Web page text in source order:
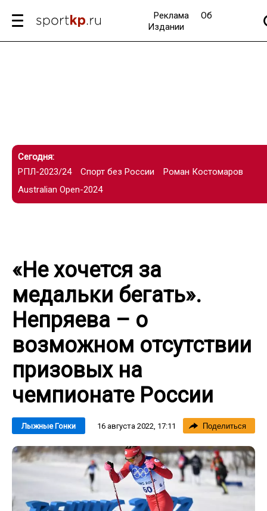
Реклама
Об
Издании
Сегодня:
РПЛ-2023/24
Спорт без России
Роман Костомаров
Australian Open-2024
«Не хочется за
медальки бегать».
Непряева – о
возможном отсутствии
призовых на
чемпионате России
Лыжные Гонки 16 августа 2022, 17:11 Поделиться